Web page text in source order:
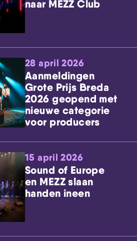
Skip navigatienaar MEZZ Club
28 april 2026
Aanmeldingen
Grote Prijs Breda
2026 geopend met
nieuwe categorie
voor producers
15 april 2026
Sound of Europe
en MEZZ slaan
handen ineen